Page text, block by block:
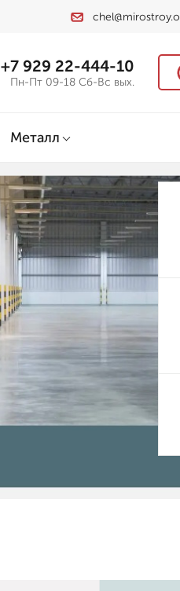
+7 929 22-444-10
Пн-Пт 09-18 Сб-Вс вых.
Металл